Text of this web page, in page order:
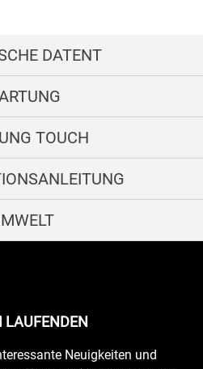
DATENT
TOUCH
LAUFENDEN
Neuigkeiten und